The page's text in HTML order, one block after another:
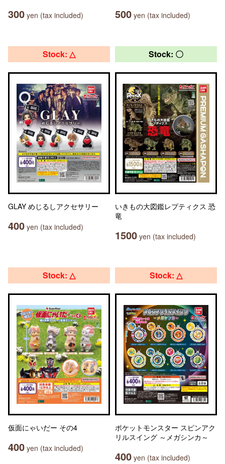
300 yen (tax included) 500 yen (tax included)
Stock: △
GLAY めじるしアクセサリー
400 yen (tax included)
Stock: 〇
いきもの大図鑑レプティクス 恐
竜
1500 yen (tax included)
Stock: △
仮面にゃいだー その4
400 yen (tax included)
Stock: △
ポケットモンスター スピンアク
リルスイング ～メガシンカ～
400 yen (tax included)